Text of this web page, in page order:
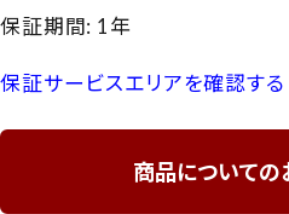
保証期間: 1年
保証サービスエリアを確認する
商品について